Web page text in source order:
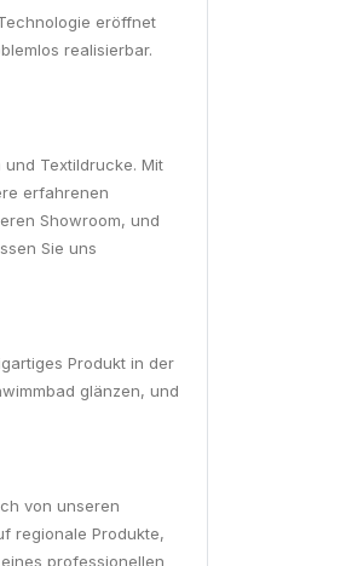
eröffnet
realisierbar.
Textildrucke. Mit
erfahrenen
Showroom, und
Sie uns
Produkt in der
glänzen, und
von unseren
regionale Produkte,
professionellen